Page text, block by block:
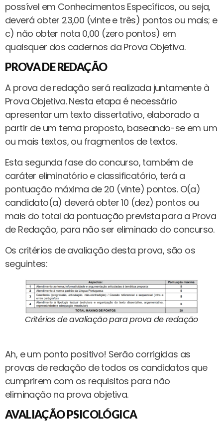
possível em Conhecimentos Específicos, ou seja,
deverá obter 23,00 (vinte e três) pontos ou mais; e
c) não obter nota 0,00 (zero pontos) em
quaisquer dos cadernos da Prova Objetiva.
PROVA DE REDAÇÃO
A prova de redação será realizada juntamente à
Prova Objetiva. Nesta etapa é necessário
apresentar um texto dissertativo, elaborado a
partir de um tema proposto, baseando-se em um
ou mais textos, ou fragmentos de textos.
Esta segunda fase do concurso, também de
caráter eliminatório e classificatório, terá a
pontuação máxima de 20 (vinte) pontos. O(a)
candidato(a) deverá obter 10 (dez) pontos ou
mais do total da pontuação prevista para a Prova
de Redação, para não ser eliminado do concurso.
Os critérios de avaliação desta prova, são os
seguintes:
Critérios de avaliação para prova de redação
Ah, e um ponto positivo! Serão corrigidas as
provas de redação de todos os candidatos que
cumprirem com os requisitos para não
eliminação na prova objetiva.
AVALIAÇÃO PSICOLÓGICA